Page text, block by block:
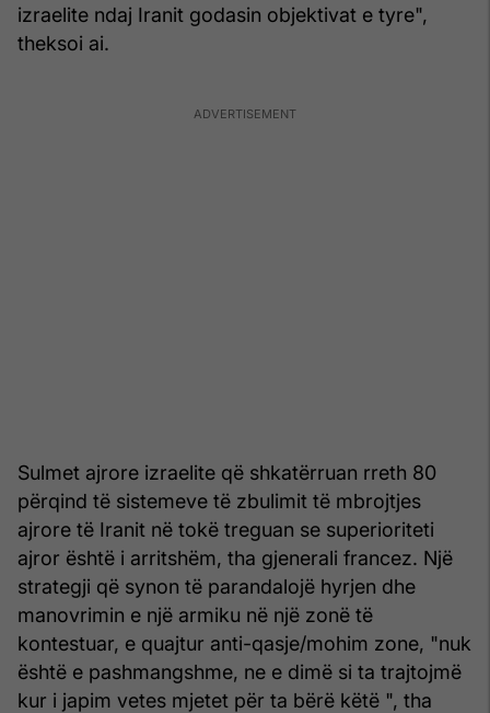
izraelite ndaj Iranit godasin objektivat e tyre",
theksoi ai.
Sulmet ajrore izraelite që shkatërruan rreth 80
përqind të sistemeve të zbulimit të mbrojtjes
ajrore të Iranit në tokë treguan se superioriteti
ajror është i arritshëm, tha gjenerali francez. Një
strategji që synon të parandalojë hyrjen dhe
manovrimin e një armiku në një zonë të
kontestuar, e quajtur anti-qasje/mohim zone, "nuk
është e pashmangshme, ne e dimë si ta trajtojmë
kur i japim vetes mjetet për ta bërë këtë ", tha